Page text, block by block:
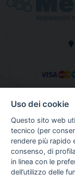
Uso dei cookie
Questo sito web
tecnico (per
rendere più rapido
consenso, di
in linea con le
dell’utilizzo delle